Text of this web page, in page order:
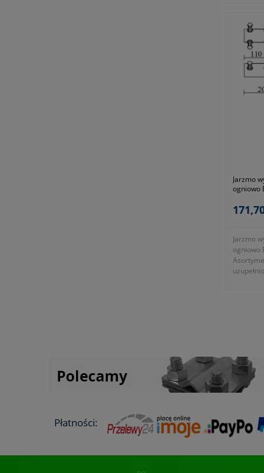
o
-
okres
- dawny
- symbol
-
Jarzmo
ogniowo
Jarzmo
ogniowo
-
Płatności: